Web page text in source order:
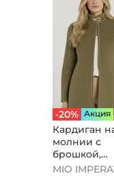
-20% Aкция
Кардиган
молнии с
брошкой,
оливковый
MIO